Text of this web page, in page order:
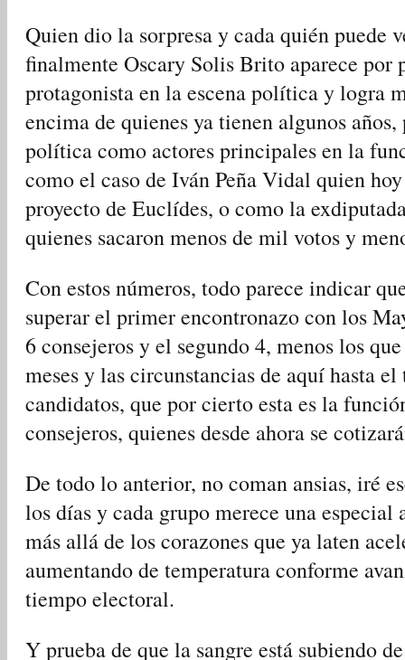
Quien dio la sorpresa y cada quién puede
finalmente Oscary Solis Brito aparece por
protagonista en la escena política y logra
encima de quienes ya tienen algunos
política como actores principales en la
como el caso de Iván Peña Vidal quien
proyecto de Euclídes, o como la
quienes sacaron menos de mil votos y
Con estos números, todo parece indicar
superar el primer encontronazo con los
6 consejeros y el segundo 4, menos los
meses y las circunstancias de aquí hasta
candidatos, que por cierto esta es la
consejeros, quienes desde ahora se
De todo lo anterior, no coman ansias, iré
los días y cada grupo merece una
más allá de los corazones que ya laten
aumentando de temperatura conforme
tiempo electoral.
Y prueba de que la sangre está subiendo